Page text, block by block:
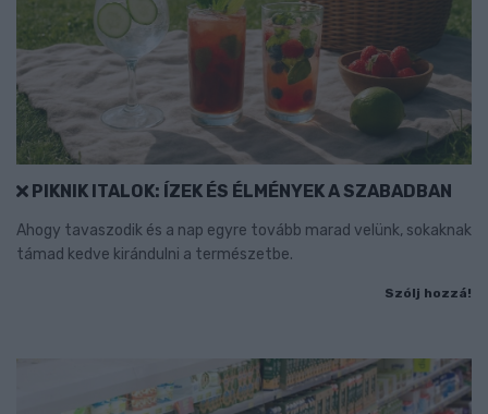
PIKNIK ITALOK: ÍZEK ÉS ÉLMÉNYEK A SZABADBAN
Ahogy tavaszodik és a nap egyre tovább marad velünk, sokaknak
támad kedve kirándulni a természetbe.
Szólj hozzá!